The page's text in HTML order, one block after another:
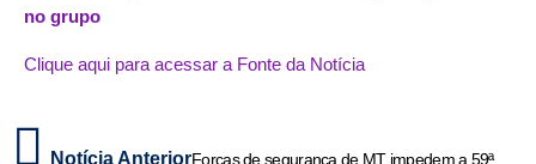
no grupo
Clique aqui para acessar a Fonte da Notícia
Notícia AnteriorForças de segurança de MT impedem a 59ª